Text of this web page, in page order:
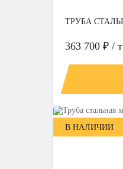
ТРУБА
363 700 ₽ / т
В НАЛИЧИИ